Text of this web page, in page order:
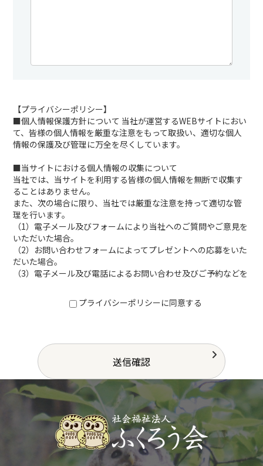
【プライバシーポリシー】
■個人情報保護方針について 当社が運営するWEBサイトにおい
て、皆様の個人情報を厳重な注意をもって取扱い、適切な個人
情報の保護及び管理に万全を尽くしています。
■当サイトにおける個人情報の収集について
当社では、当サイトを利用する皆様の個人情報を無断で収集す
ることはありません。
また、次の場合に限り、当社では厳重な注意を持って適切な管
理を行います。
（1）電子メール及びフォームにより当社へのご質問やご意見を
いただいた場合。
（2）お問い合わせフォームによってプレゼントへの応募をいた
だいた場合。
（3）電子メール及び電話によるお問い合わせ及びご予約などを
■個人情報の適正な管理を行う方法
当社では個人情報の管理を行う上で、全てデジタルデータ管理
心してご利用ください。
■クッキー（Cookie）について
当サイトでは、皆様のサイト利用の利便性を図るために、クッ
キーを利用しています。これは、皆様とのやりとりをお使いの
PCにクッキーとして保存して頂くことで、2回目以降のフォーム
への入力を簡素化したりする機能です。
また、この機能はお使いのブラウザによって、事前にクッキー
を使用サイトであることを表示したり、受け取りを拒否するこ
とができます。
■このサイトにおける個人情報取扱いに関する考え方について
当サイトにおける、個人情報取扱いに関する考え方は、今後、
プライバシーポリシーに同意する